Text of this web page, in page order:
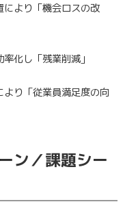
より「機会ロスの改
化し「残業削減」
り「従業員満足度の向
ン／課題シー